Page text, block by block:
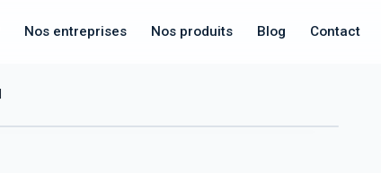
Nos entreprises Nos produits Blog Contact